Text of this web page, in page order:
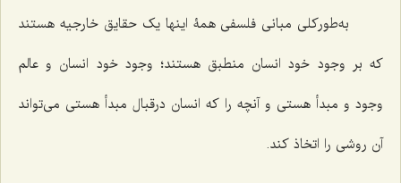
به‌طورکلى مبانى فلسفى همۀ اینها یک حقایق خارجیه هستند
که بر وجود خود انسان منطبق هستند؛ وجود خود انسان و عالم
وجود و مبدأ هستى و آنچه را که انسان درقبال مبدأ هستى مى‌تواند
آن روشی را اتخاذ کند.